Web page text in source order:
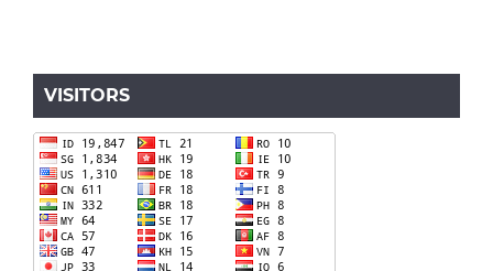
VISITORS